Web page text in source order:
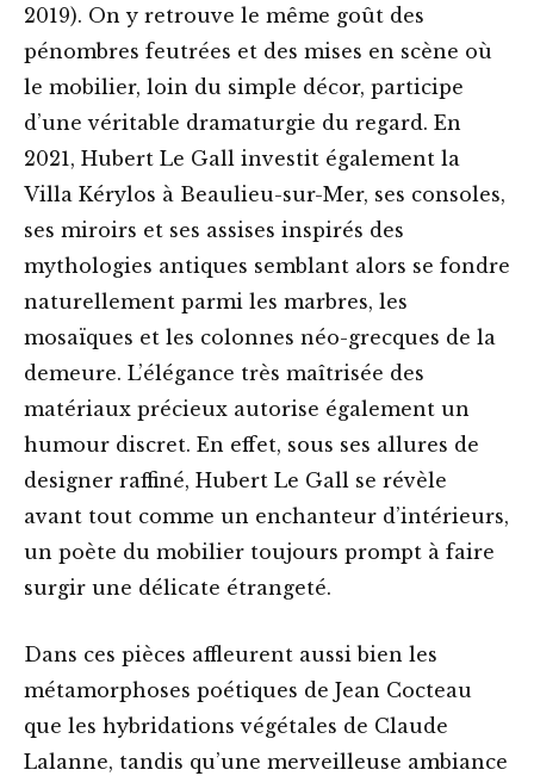
2019). On y retrouve le même goût des
pénombres feutrées et des mises en scène où
le mobilier, loin du simple décor, participe
d’une véritable dramaturgie du regard. En
2021, Hubert Le Gall investit également la
Villa Kérylos à Beaulieu-sur-Mer, ses consoles,
ses miroirs et ses assises inspirés des
mythologies antiques semblant alors se fondre
naturellement parmi les marbres, les
mosaïques et les colonnes néo-grecques de la
demeure. L’élégance très maîtrisée des
matériaux précieux autorise également un
humour discret. En effet, sous ses allures de
designer raffiné, Hubert Le Gall se révèle
avant tout comme un enchanteur d’intérieurs,
un poète du mobilier toujours prompt à faire
surgir une délicate étrangeté.
Dans ces pièces affleurent aussi bien les
métamorphoses poétiques de Jean Cocteau
que les hybridations végétales de Claude
Lalanne, tandis qu’une merveilleuse ambiance